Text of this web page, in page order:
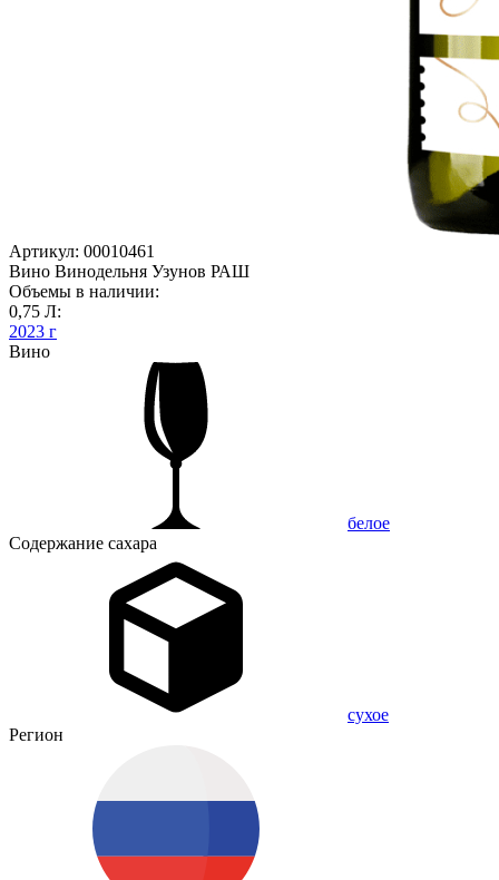
Артикул: 00010461
Вино Винодельня Узунов РАШ
Объемы в наличии:
0,75 Л:
2023 г
Вино
белое
Содержание сахара
сухое
Регион